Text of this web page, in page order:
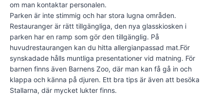
om man kontaktar personalen.
Parken är inte stimmig och har stora lugna områden.
Restauranger är rätt tillgängliga, den nya glasskiosken i
parken har en ramp som gör den tillgänglig. På
huvudrestaurangen kan du hitta allergianpassad mat.För
synskadade hålls muntliga presentationer vid matning. För
barnen finns även Barnens Zoo, där man kan få gå in och
klappa och känna på djuren. Ett bra tips är även att besöka
Stallarna, där mycket lukter finns.